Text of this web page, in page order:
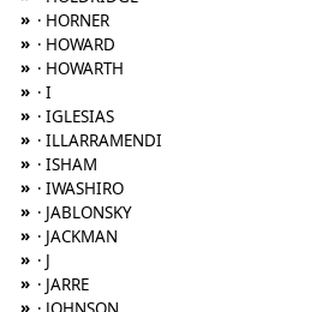
» · HORNER
» · HOWARD
» · HOWARTH
» · I
» · IGLESIAS
» · ILLARRAMENDI
» · ISHAM
» · IWASHIRO
» · JABLONSKY
» · JACKMAN
» · J
» · JARRE
»